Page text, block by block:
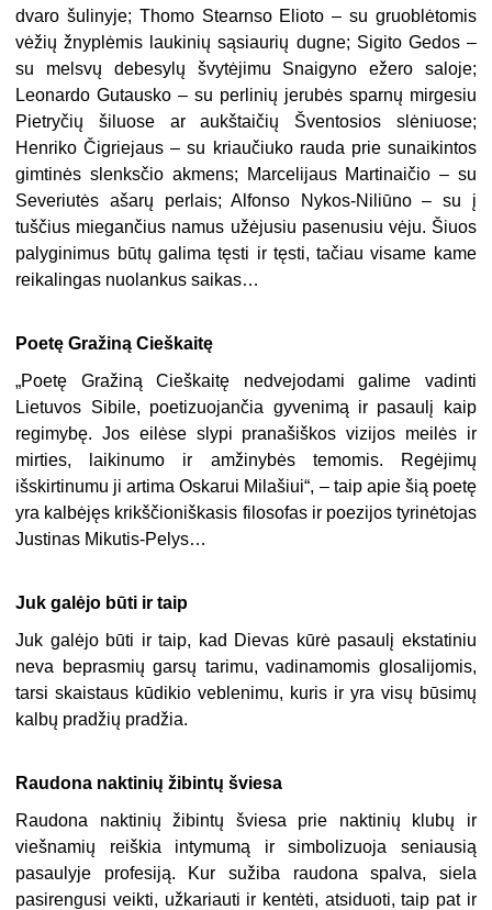
dvaro šulinyje; Thomo Stearnso Elioto – su gruoblėtomis
vėžių žnyplėmis laukinių sąsiaurių dugne; Sigito Gedos –
su melsvų debesylų švytėjimu Snaigyno ežero saloje;
Leonardo Gutausko – su perlinių jerubės sparnų mirgesiu
Pietryčių šiluose ar aukštaičių Šventosios slėniuose;
Henriko Čigriejaus – su kriaučiuko rauda prie sunaikintos
gimtinės slenksčio akmens; Marcelijaus Martinaičio – su
Severiutės ašarų perlais; Alfonso Nykos-Niliūno – su į
tuščius miegančius namus užėjusiu pasenusiu vėju. Šiuos
palyginimus būtų galima tęsti ir tęsti, tačiau visame kame
reikalingas nuolankus saikas…
Poetę Gražiną Cieškaitę
„Poetę Gražiną Cieškaitę nedvejodami galime vadinti
Lietuvos Sibile, poetizuojančia gyvenimą ir pasaulį kaip
regimybę. Jos eilėse slypi pranašiškos vizijos meilės ir
mirties, laikinumo ir amžinybės temomis. Regėjimų
išskirtinumu ji artima Oskarui Milašiui“, – taip apie šią poetę
yra kalbėjęs krikščioniškasis filosofas ir poezijos tyrinėtojas
Justinas Mikutis-Pelys…
Juk galėjo būti ir taip
Juk galėjo būti ir taip, kad Dievas kūrė pasaulį ekstatiniu
neva beprasmių garsų tarimu, vadinamomis glosalijomis,
tarsi skaistaus kūdikio veblenimu, kuris ir yra visų būsimų
kalbų pradžių pradžia.
Raudona naktinių žibintų šviesa
Raudona naktinių žibintų šviesa prie naktinių klubų ir
viešnamių reiškia intymumą ir simbolizuoja seniausią
pasaulyje profesiją. Kur sužiba raudona spalva, siela
pasirengusi veikti, užkariauti ir kentėti, atsiduoti, taip pat ir